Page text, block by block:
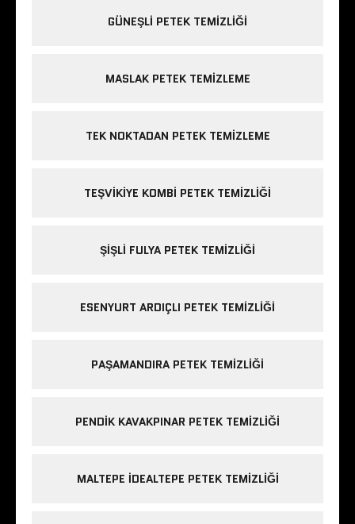
GÜNEŞLI PETEK TEMIZLIĞI
MASLAK PETEK TEMIZLEME
TEK NOKTADAN PETEK TEMIZLEME
TEŞVIKIYE KOMBI PETEK TEMIZLIĞI
ŞIŞLI FULYA PETEK TEMIZLIĞI
ESENYURT ARDIÇLI PETEK TEMIZLIĞI
PAŞAMANDIRA PETEK TEMIZLIĞI
PENDIK KAVAKPINAR PETEK TEMIZLIĞI
MALTEPE IDEALTEPE PETEK TEMIZLIĞI